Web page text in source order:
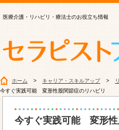
医療介護・リハビリ・療法士のお役立ち情報
ホーム キャリア・スキルアップ
今すぐ実践可能 変形性股関節症のリハビリ
今すぐ実践可能 変形性